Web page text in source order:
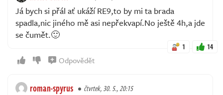
Já bych si přál ať ukáží RE9,to by mi ta brada
spadla,nic jiného mě asi nepřekvapí.No ještě 4h,a jde
se čumět.🙂
1 14
Odpovědět
roman-spyrus čtvrtek, 30. 5., 20:15